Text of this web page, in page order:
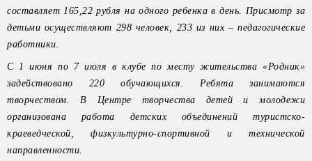
составляет 165,22 рубля на одного ребенка в день. Присмотр за
детьми осуществляют 298 человек, 233 из них – педагогические
работники.
С 1 июня по 7 июля в клубе по месту жительства «Родник»
задействовано 220 обучающихся. Ребята занимаются
творчеством. В Центре творчества детей и молодежи
организована работа детских объединений туристско-
краеведческой, физкультурно-спортивной и технической
направленности.